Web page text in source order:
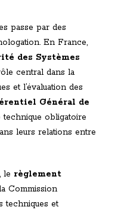
passe par des
En France,
des Systèmes
central dans la
et l’évaluation des
Général de
obligatoire
leurs relations entre
le règlement
Commission
techniques et